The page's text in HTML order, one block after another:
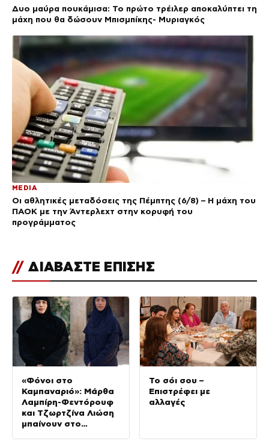
Δυο μαύρα πουκάμισα: Το πρώτο τρέιλερ αποκαλύπτει τη
μάχη που θα δώσουν Μπισμπίκης- Μυριαγκός
MEDIA
Οι αθλητικές μεταδόσεις της Πέμπτης (6/8) – Η μάχη του
ΠΑΟΚ με την Άντερλεχτ στην κορυφή του
προγράμματος
// ΔΙΑΒΑΣΤΕ ΕΠΙΣΗΣ
«Φόνοι στο
Καμπαναριό»: Μάρθα
Λαμπίρη-Φεντόρουφ
και Τζωρτζίνα Λιώση
μπαίνουν στο
Το σόι σου –
Επιστρέφει με
αλλαγές